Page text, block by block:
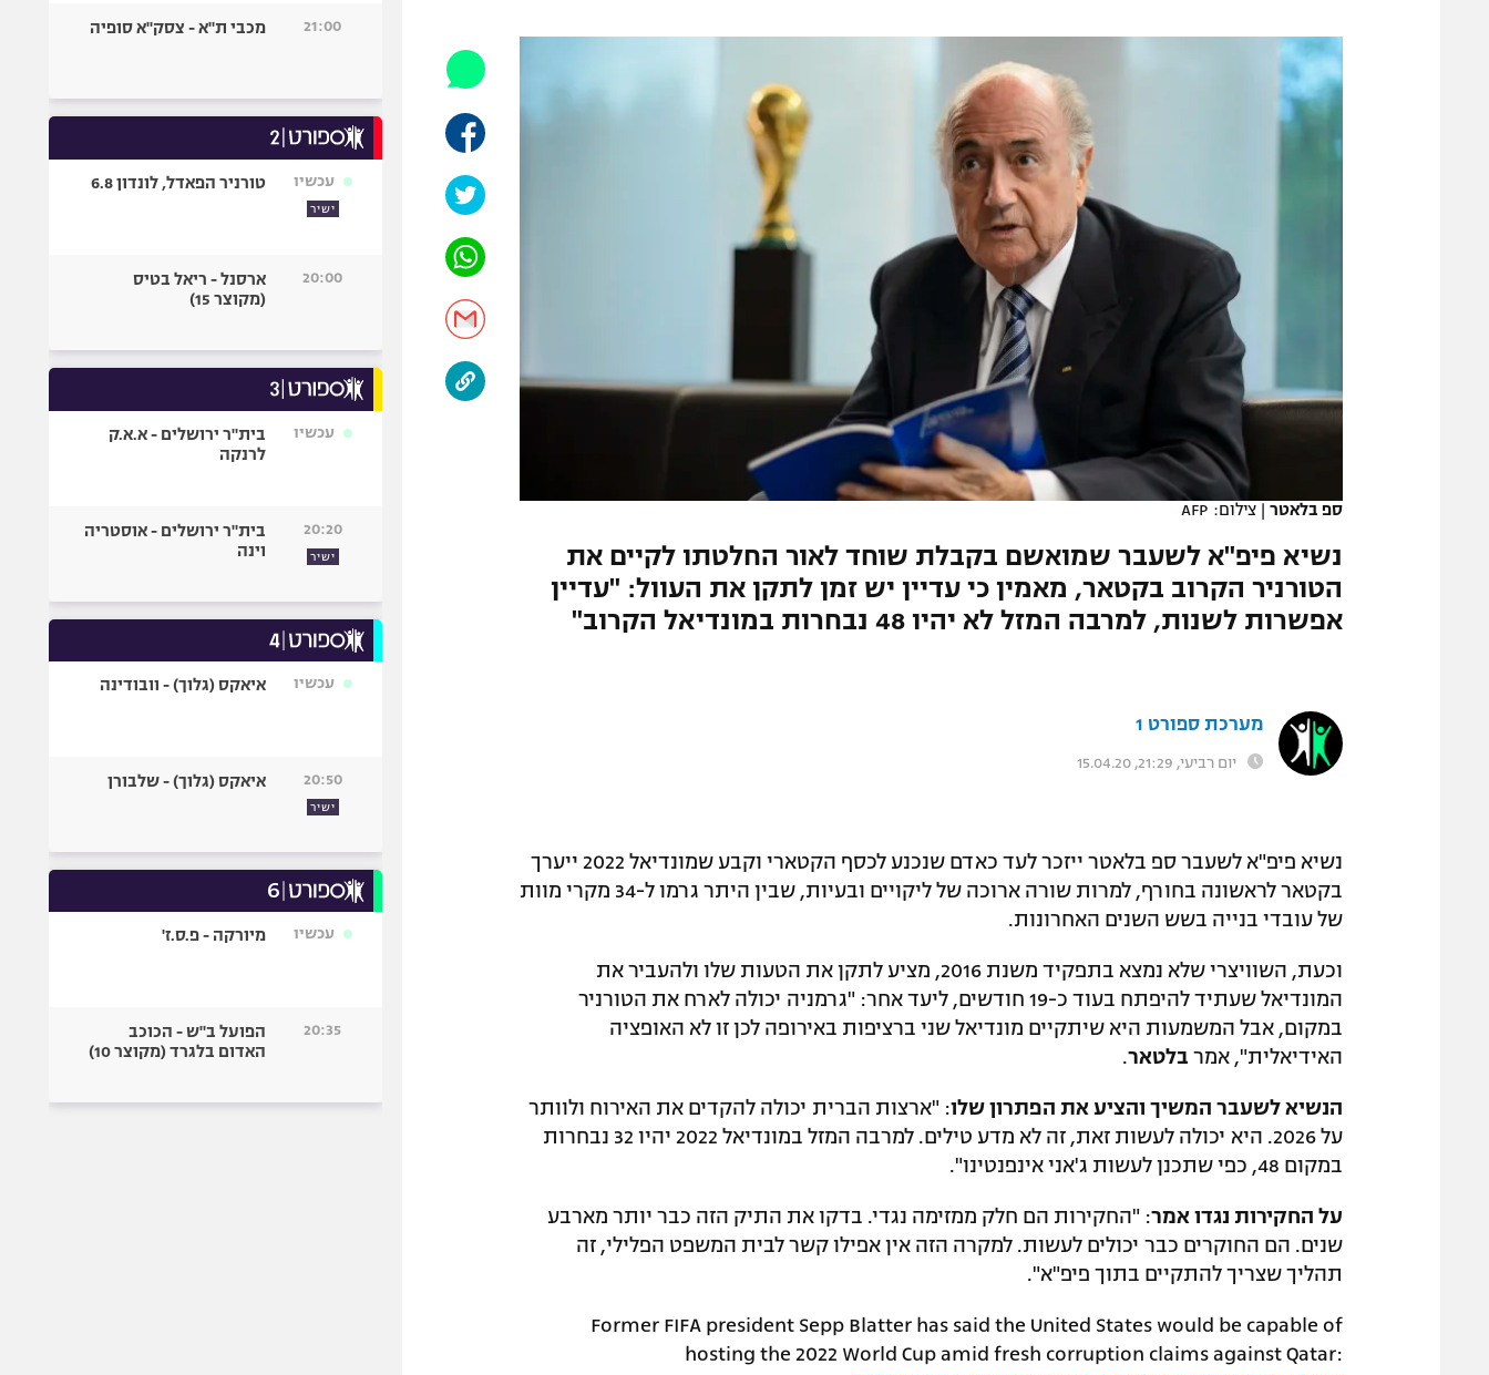
תקנון משתתפים וזוכים בפרסים
תקנון עבור פעילות אלקטרה
תקנון עבור פעילות ספורט 1 – "מרלן"
טניס
מדיניות פרטיות
תקנון פעילות ספורט 1
רשיון להקרנה פומבית לבית עסק
הצטרפות לחבילת הערוצים
לוח דרושים – ג'ובנט
המגזין
הפועל תל אביב
הפועל חיפה
הפועל באר שבע
מכבי נתניה
בני יהודה
ליגה סינית
ליגות נוספות
אופניים
כדורמים
פוטבול אמריקאי NFL
גיימינג E-Sports
ספ בלאטר | צילום: AFP
נשיא פיפ"א לשעבר שמואשם בקבלת שוחד לאור החלטתו לקיים את
הטורניר הקרוב בקטאר, מאמין כי עדיין יש זמן לתקן את העוול: "עדיין
אפשרות לשנות, למרבה המזל לא יהיו 48 נבחרות במונדיאל הקרוב"
מערכת ספורט 1
יום רביעי, 21:29, 15.04.20
נשיא פיפ"א לשעבר ספ בלאטר ייזכר לעד כאדם שנכנע לכסף הקטארי וקבע שמונדיאל 2022 ייערך
בקטאר לראשונה בחורף, למרות שורה ארוכה של ליקויים ובעיות, שבין היתר גרמו ל-34 מקרי מוות
של עובדי בנייה בשש השנים האחרונות.
וכעת, השוויצרי שלא נמצא בתפקיד משנת 2016, מציע לתקן את הטעות שלו ולהעביר את
המונדיאל שעתיד להיפתח בעוד כ-19 חודשים, ליעד אחר: "גרמניה יכולה לארח את הטורניר
במקום, אבל המשמעות היא שיתקיים מונדיאל שני ברציפות באירופה לכן זו לא האופציה
האידיאלית", אמר בלטאר.
הנשיא לשעבר המשיך והציע את הפתרון שלו: "ארצות הברית יכולה להקדים את האירוח ולוותר
על 2026. היא יכולה לעשות זאת, זה לא מדע טילים. למרבה המזל במונדיאל 2022 יהיו 32 נבחרות
במקום 48, כפי שתכנן לעשות ג'אני אינפנטינו".
על החקירות נגדו אמר: "החקירות הם חלק ממזימה נגדי. בדקו את התיק הזה כבר יותר מארבע
שנים. הם החוקרים כבר יכולים לעשות. למקרה הזה אין אפילו קשר לבית המשפט הפלילי, זה
תהליך שצריך להתקיים בתוך פיפ"א".
Former FIFA president Sepp Blatter has said the United States would be capable of
hosting the 2022 World Cup amid fresh corruption claims against Qatar:
21:00 מכבי ת"א - צסק"א סופיה
עכשיו
ישיר
טורניר הפאדל, לונדון 6.8
20:00
ארסנל - ריאל בטיס
(מקוצר 15)
עכשיו
בית"ר ירושלים - א.א.ק
לרנקה
20:20
ישיר
בית"ר ירושלים - אוסטריה
וינה
עכשיו איאקס (גלוך) - וובודינה
20:50
ישיר
איאקס (גלוך) - שלבורן
עכשיו מיורקה - פ.ס.ז'
20:35
הפועל ב"ש - הכוכב
האדום בלגרד (מקוצר 10)